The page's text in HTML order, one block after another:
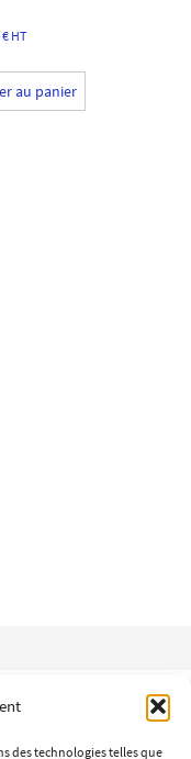
des technologies telles que
€ HT
au panier